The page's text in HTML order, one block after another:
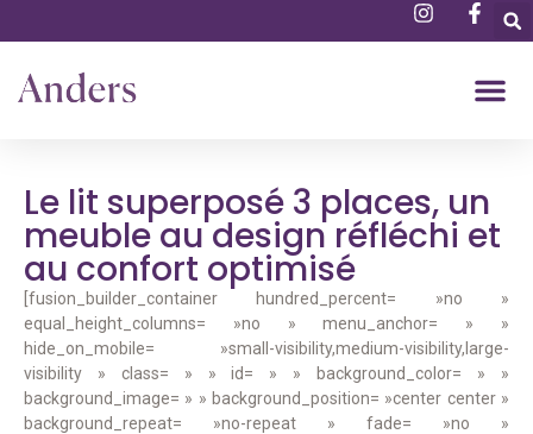
Le lit superposé 3 places, un
meuble au design réfléchi et
au confort optimisé
[fusion_builder_container hundred_percent= »no »
equal_height_columns= »no » menu_anchor= » »
hide_on_mobile= »small-visibility,medium-visibility,large-
visibility » class= » » id= » » background_color= » »
background_image= » » background_position= »center center »
background_repeat= »no-repeat » fade= »no »